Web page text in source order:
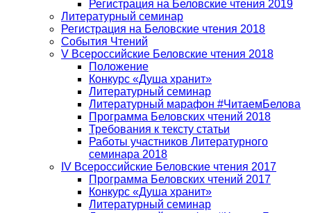
Регистрация на Беловские чтения 2019
Литературный семинар
Регистрация на Беловские чтения 2018
События Чтений
V Всероссийские Беловские чтения 2018
Положение
Конкурс «Душа хранит»
Литературный семинар
Литературный марафон #ЧитаемБелова
Программа Беловских чтений 2018
Требования к тексту статьи
Работы участников Литературного
семинара 2018
IV Всероссийские Беловские чтения 2017
Программа Беловских чтений 2017
Конкурс «Душа хранит»
Литературный семинар